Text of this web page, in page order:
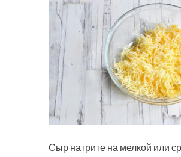
Сыр натрите на мелкой или